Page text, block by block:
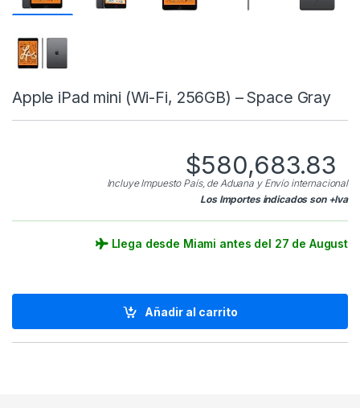
Apple iPad mini (Wi-Fi, 256GB) – Space Gray
$580,683.83
Incluye Impuesto País, de Aduana y Envío internacional
Los Importes indicados son +Iva
Llega desde Miami antes del 27 de August
Añadir al carrito